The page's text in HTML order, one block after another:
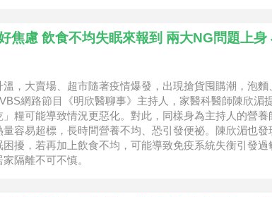
焦慮 飲食不均失眠來報到 兩大NG問題上身
，大賣場、超市隨著疫情爆發，出現搶貨囤購潮，泡麵
網路節目《明欣醫聊事》主持人，家醫科醫師陳欣湄
糧可能導致情況更惡化。對此，同樣身為主持人的營養
容易超標，長時間營養不均、恐引發便祕。陳欣湄也發
擾，若再加上飲食不均，可能導致免疫系統失衡引發過
隔離不可不慎。